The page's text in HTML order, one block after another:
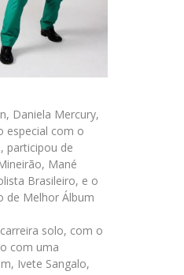
Daniela Mercury,
especial com o
participou de
Mané
Brasileiro, e o
de Melhor Álbum
solo, com o
com uma
Ivete Sangalo,